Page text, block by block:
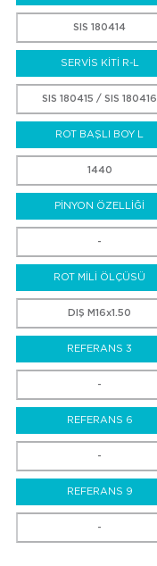
SIS 180414
SERVİS KİTİ R-L
SIS 180415 / SIS 180416
ROT BAŞLI BOY L
1440
PİNYON ÖZELLİĞİ
-
ROT MİLİ ÖLÇÜSÜ
DIŞ M16x1.50
REFERANS 3
-
REFERANS 6
-
REFERANS 9
-